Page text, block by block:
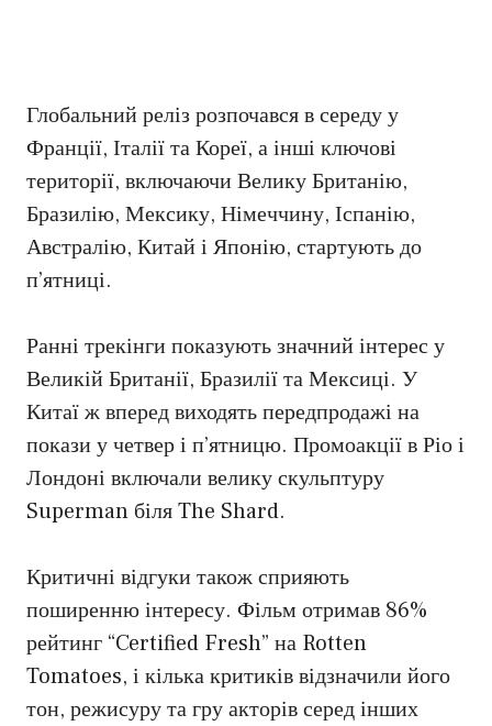
Глобальний реліз розпочався в середу у
Франції, Італії та Кореї, а інші ключові
території, включаючи Велику Британію,
Бразилію, Мексику, Німеччину, Іспанію,
Австралію, Китай і Японію, стартують до
п’ятниці.
Ранні трекінги показують значний інтерес у
Великій Британії, Бразилії та Мексиці. У
Китаї ж вперед виходять передпродажі на
покази у четвер і п’ятницю. Промоакції в Ріо і
Лондоні включали велику скульптуру
Superman біля The Shard.
Критичні відгуки також сприяють
поширенню інтересу. Фільм отримав 86%
рейтинг “Certified Fresh” на Rotten
Tomatoes, і кілька критиків відзначили його
тон, режисуру та гру акторів серед інших